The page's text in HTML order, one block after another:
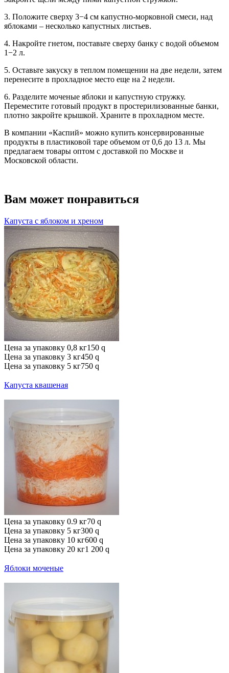
3. Положите сверху 3−4 см капустно-морковной смеси, над
яблоками – несколько капустных листьев.
4. Накройте гнетом, поставьте сверху банку с водой объемом
1−2 л.
5. Оставьте закуску в теплом помещении на две недели, затем
перенесите в прохладное место еще на 2 недели.
6. Разделите моченые яблоки и капустную стружку.
Переместите готовый продукт в простерилизованные банки,
плотно закройте крышкой. Храните в прохладном месте.
В компании «Каспий» можно купить консервированные
продукты в пластиковой таре объемом от 0,6 до 13 л. Мы
предлагаем товары оптом с доставкой по Москве и
Московской области.
Вам может понравиться
Капуста с яблоком и хреном
Цена за упаковку 0,8 кг150 q
Цена за упаковку 3 кг450 q
Цена за упаковку 5 кг750 q
Капуста квашеная
Цена за упаковку 0.9 кг70 q
Цена за упаковку 5 кг300 q
Цена за упаковку 10 кг600 q
Цена за упаковку 20 кг1 200 q
Яблоки моченые